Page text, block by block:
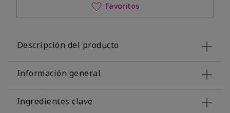
Favoritos
Descripción del producto
Información general
Ingredientes clave